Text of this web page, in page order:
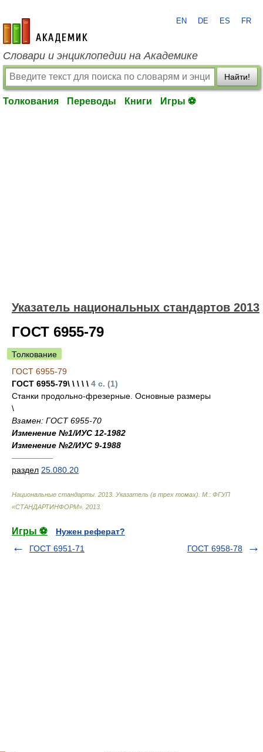
academic.ru
EN DE ES FR
Словари и энциклопедии на Академике
Найти!
Толкования Переводы Книги Игры ⚽
Указатель национальных стандартов 2013
ГОСТ 6955-79
Толкование
ГОСТ 6955-79
ГОСТ 6955-79\ \ \ \ \ 4 с. (1)
Станки продольно-фрезерные. Основные размеры
\
Взамен: ГОСТ 6955-70
Изменение №1/ИУС 12-1982
Изменение №2/ИУС 9-1988
—————
раздел 25.080.20
Национальные стандарты. 2013. Указатель (в трех томах). М.: ФГУП
«СТАНДАРТИНФОРМ» 2013
Игры ⚽
Нужен реферат?
ГОСТ 6951-71
ГОСТ 6958-78